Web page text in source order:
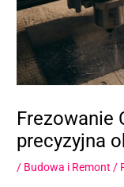
Frezowanie
precyzyjna
/ Budowa i Remont /